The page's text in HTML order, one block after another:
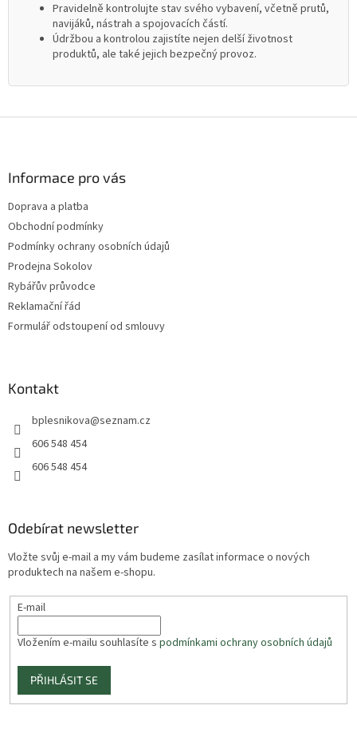
Pravidelně kontrolujte stav svého vybavení, včetně prutů,
navijáků, nástrah a spojovacích částí.
Údržbou a kontrolou zajistíte nejen delší životnost
produktů, ale také jejich bezpečný provoz.
Informace pro vás
Doprava a platba
Obchodní podmínky
Podmínky ochrany osobních údajů
Prodejna Sokolov
Rybářův průvodce
Reklamační řád
Formulář odstoupení od smlouvy
Kontakt
bplesnikova@seznam.cz
606 548 454
606 548 454
Odebírat newsletter
Vložte svůj e-mail a my vám budeme zasílat informace o nových
produktech na našem e-shopu.
E-mail
Vložením e-mailu souhlasíte s podmínkami ochrany osobních údajů
PŘIHLÁSIT SE